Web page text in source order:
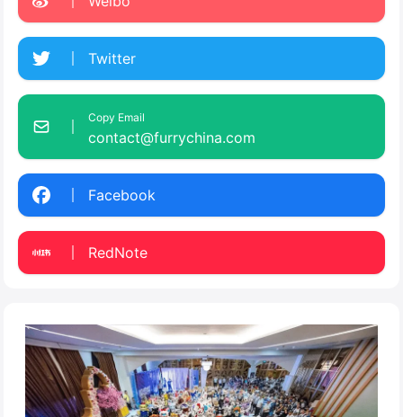
Twitter
Copy Email
contact@furrychina.com
Facebook
RedNote